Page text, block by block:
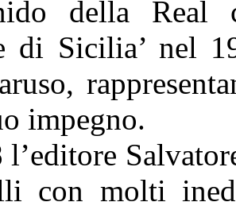
della
di Sicilia’ nel
impegno.
con molti